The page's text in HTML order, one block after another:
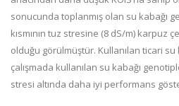
sonucunda toplanmış olan su kabağı
kısmının tuz stresine (8 dS/m) karpuz
olduğu görülmüştür. Kullanılan ticari su
çalışmada kullanılan su kabağı
stresi altında daha iyi performans